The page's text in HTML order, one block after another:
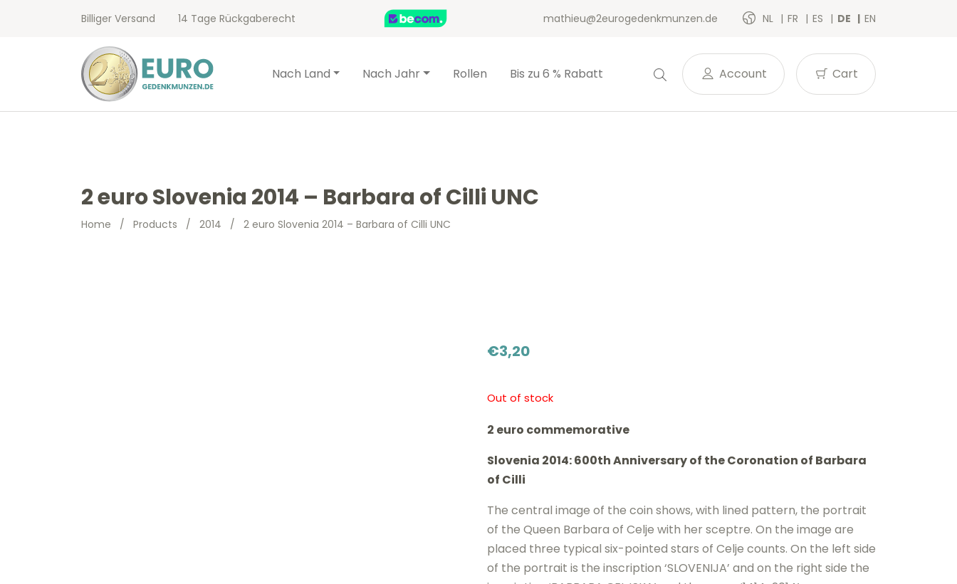
Billiger Versand 14 Tage Rückgaberecht mathieu@2eurogedenkmunzen.de NL FR ES DE EN
Nach Land Nach Jahr Rollen Bis zu 6 % Rabatt Account Cart
2 euro Slovenia 2014 – Barbara of Cilli UNC
Home / Products / 2014 / 2 euro Slovenia 2014 – Barbara of Cilli UNC
€3,20
Out of stock
2 euro commemorative
Slovenia 2014: 600th Anniversary of the Coronation of Barbara
of Cilli
The central image of the coin shows, with lined pattern, the portrait
of the Queen Barbara of Celje with her sceptre. On the image are
placed three typical six-pointed stars of Celje counts. On the left side
of the portrait is the inscription ‘SLOVENIJA’ and on the right side the